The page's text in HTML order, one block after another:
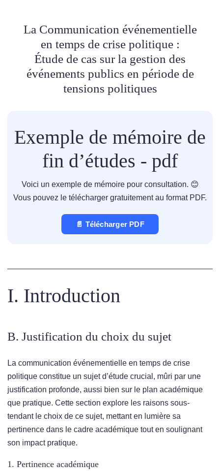
La Communication événementielle
en temps de crise politique :
Étude de cas sur la gestion des
événements publics en période de
tensions politiques
Exemple de mémoire de
fin d’études - pdf
Voici un exemple de mémoire pour consultation. 😊
Vous pouvez le télécharger gratuitement au format PDF.
📄 Télécharger PDF
I. Introduction
B. Justification du choix du sujet
La communication événementielle en temps de crise
politique constitue un sujet d’étude crucial, mûri par une
justification profonde, aussi bien sur le plan académique
que pratique. Cette section explore les raisons sous-
tendant le choix de ce sujet, mettant en lumière sa
pertinence dans le cadre académique tout en soulignant
son impact pratique.
1. Pertinence académique